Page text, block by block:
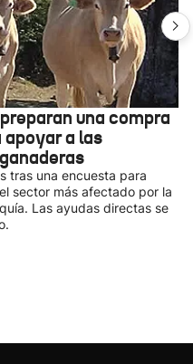
una compra
a las
tras una encuesta para
sector más afectado por la
Las ayudas directas se